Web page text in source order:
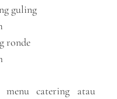
guling
ronde
menu catering atau